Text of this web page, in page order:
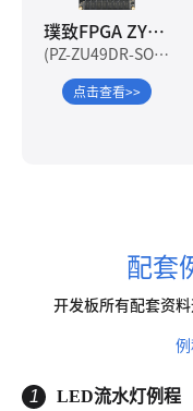
璞致FPGA ZYNQ UltraScale+RFSOC ZU49DR 核心板
(PZ-ZU49DR-SOM)
点击查看>>
配套
开发板所有配套资
1 LED流水灯例程